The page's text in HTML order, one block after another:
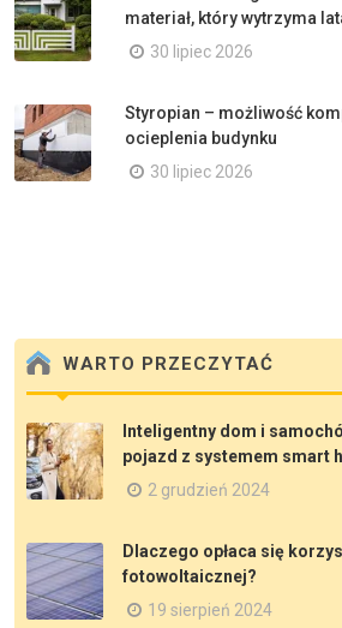
materiał, który wytrzyma
30 lipiec 2026
Styropian – możliwość
ocieplenia budynku
30 lipiec 2026
WARTO PRZECZYTAĆ
Inteligentny dom i
pojazd z systemem smart
2 grudzień 2024
Dlaczego opłaca się
fotowoltaicznej?
19 sierpień 2024